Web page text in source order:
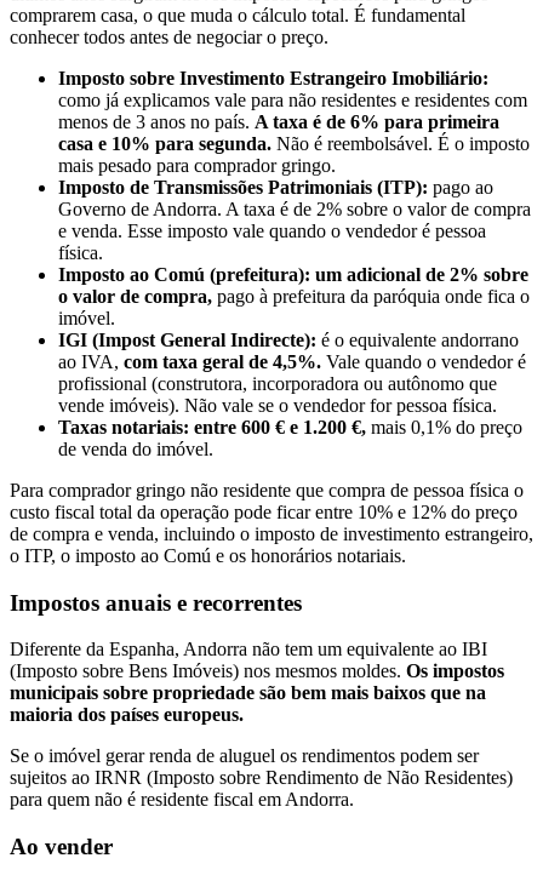
comprarem casa, o que muda o cálculo total. É fundamental
conhecer todos antes de negociar o preço.
Imposto sobre Investimento Estrangeiro Imobiliário:
como já explicamos vale para não residentes e residentes com
menos de 3 anos no país. A taxa é de 6% para primeira
casa e 10% para segunda. Não é reembolsável. É o imposto
mais pesado para comprador gringo.
Imposto de Transmissões Patrimoniais (ITP): pago ao
Governo de Andorra. A taxa é de 2% sobre o valor de compra
e venda. Esse imposto vale quando o vendedor é pessoa
física.
Imposto ao Comú (prefeitura): um adicional de 2% sobre
o valor de compra, pago à prefeitura da paróquia onde fica o
imóvel.
IGI (Impost General Indirecte): é o equivalente andorrano
ao IVA, com taxa geral de 4,5%. Vale quando o vendedor é
profissional (construtora, incorporadora ou autônomo que
vende imóveis). Não vale se o vendedor for pessoa física.
Taxas notariais: entre 600 € e 1.200 €, mais 0,1% do preço
de venda do imóvel.
Para comprador gringo não residente que compra de pessoa física o
custo fiscal total da operação pode ficar entre 10% e 12% do preço
de compra e venda, incluindo o imposto de investimento estrangeiro,
o ITP, o imposto ao Comú e os honorários notariais.
Impostos anuais e recorrentes
Diferente da Espanha, Andorra não tem um equivalente ao IBI
(Imposto sobre Bens Imóveis) nos mesmos moldes. Os impostos
municipais sobre propriedade são bem mais baixos que na
maioria dos países europeus.
Se o imóvel gerar renda de aluguel os rendimentos podem ser
sujeitos ao IRNR (Imposto sobre Rendimento de Não Residentes)
para quem não é residente fiscal em Andorra.
Ao vender